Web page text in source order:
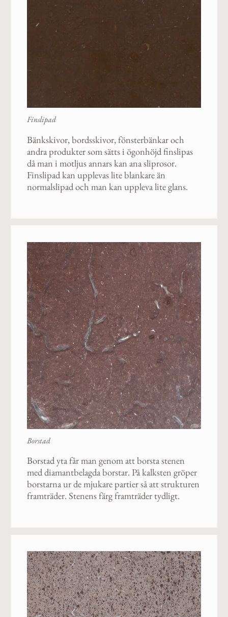
Finslipad
Bänkskivor, bordsskivor, fönsterbänkar och
andra produkter som sätts i ögonhöjd finslipas
då man i motljus annars kan ana sliprosor.
Finslipad kan upplevas lite blankare än
normalslipad och man kan uppleva lite glans.
Borstad
Borstad yta får man genom att borsta stenen
med diamantbelagda borstar. På kalksten gröper
borstarna ur de mjukare partier så att strukturen
framträder. Stenens färg framträder tydligt.